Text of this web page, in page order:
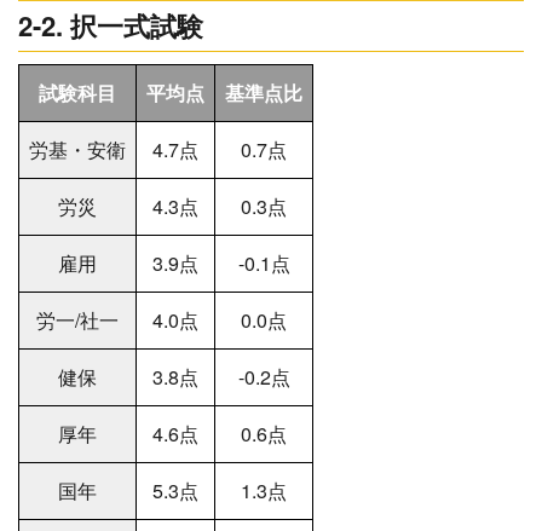
2-2. 択一式試験
試験科目 平均点 基準点比
労基・安衛 4.7点 0.7点
労災 4.3点 0.3点
雇用 3.9点 -0.1点
労一/社一 4.0点 0.0点
健保 3.8点 -0.2点
厚年 4.6点 0.6点
国年 5.3点 1.3点